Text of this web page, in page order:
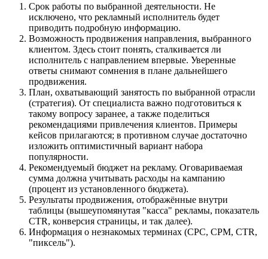
Срок работы по выбранной деятельности. Не
исключено, что рекламный исполнитель будет
приводить подробную информацию.
Возможность продвижения направления, выбранного
клиентом. Здесь стоит понять, сталкивается ли
исполнитель с направлением впервые. Уверенные
ответы снимают сомнения в плане дальнейшего
продвижения.
План, охватывающий занятость по выбранной отрасли
(стратегия). От специалиста важно подготовиться к
такому вопросу заранее, а также поделиться
рекомендациями привлечения клиентов. Примеры
кейсов прилагаются; в противном случае достаточно
изложить оптимистичный вариант набора
популярности.
Рекомендуемый бюджет на рекламу. Оговариваемая
сумма должна учитывать расходы на кампанию
(процент из установленного бюджета).
Результаты продвижения, отображённые внутри
таблицы (вышеупомянутая "касса" рекламы, показатель
CTR, конверсия страницы, и так далее).
Информация о незнакомых терминах (CPC, CPM, CTR,
"пиксель").